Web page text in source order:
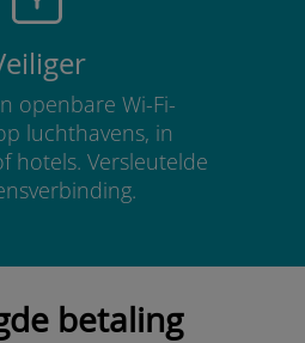
openbare Wi-Fi-
luchthavens, in
hotels. Versleutelde
betaling